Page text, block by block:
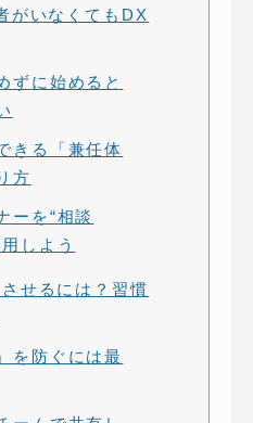
がいなくてもDX
ずに始めると
きる「兼任体
方
ーを“相談
しよう
せるには？習慣
を防ぐには最